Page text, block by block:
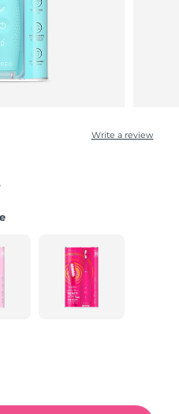
Write a review